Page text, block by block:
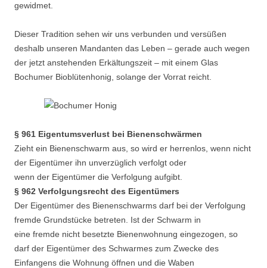
gewidmet.
Dieser Tradition sehen wir uns verbunden und versüßen
deshalb unseren Mandanten das Leben – gerade auch wegen
der jetzt anstehenden Erkältungszeit – mit einem Glas
Bochumer Bioblütenhonig, solange der Vorrat reicht.
§ 961 Eigentumsverlust bei Bienenschwärmen
Zieht ein Bienenschwarm aus, so wird er herrenlos, wenn nicht
der Eigentümer ihn unverzüglich verfolgt oder
wenn der Eigentümer die Verfolgung aufgibt.
§ 962 Verfolgungsrecht des Eigentümers
Der Eigentümer des Bienenschwarms darf bei der Verfolgung
fremde Grundstücke betreten. Ist der Schwarm in
eine fremde nicht besetzte Bienenwohnung eingezogen, so
darf der Eigentümer des Schwarmes zum Zwecke des
Einfangens die Wohnung öffnen und die Waben